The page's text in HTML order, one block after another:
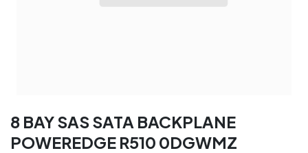
8 BAY SAS SATA BACKPLANE
POWEREDGE R510 0DGWMZ